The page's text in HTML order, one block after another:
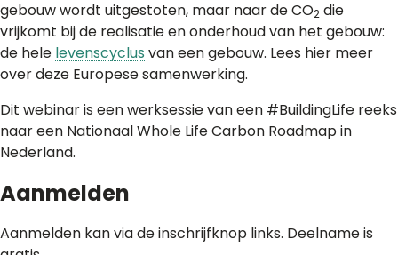
gebouw wordt uitgestoten, maar naar de CO2 die
vrijkomt bij de realisatie en onderhoud van het gebouw:
de hele levenscyclus van een gebouw. Lees hier meer
over deze Europese samenwerking.
Dit webinar is een werksessie van een #BuildingLife reeks
naar een Nationaal Whole Life Carbon Roadmap in
Nederland.
Aanmelden
Aanmelden kan via de inschrijfknop links. Deelname is